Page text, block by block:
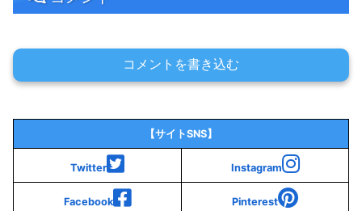
コメントを書き込む
【サイトSNS】
Twitter Instagram
Facebook Pinterest